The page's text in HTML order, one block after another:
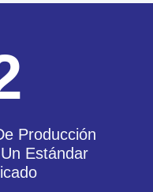
Producción
Estándar
Precisión
APW